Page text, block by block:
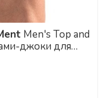
Men's Top and
джоки для